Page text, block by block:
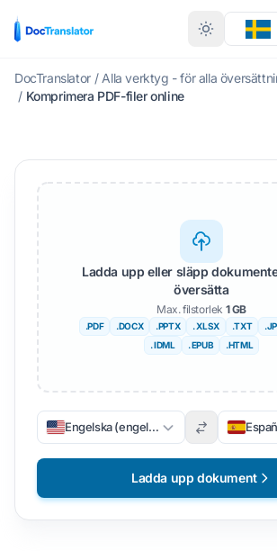
DocTranslator / Alla verktyg - för alla
/ Komprimera PDF-filer online
Ladda upp eller släpp
översätta
Max. filstorlek 1 GB
.PDF .DOCX .PPTX . XLSX .TXT
. IDML
. EPUB .HTML
Engelska (engelska)
Ladda upp dokument